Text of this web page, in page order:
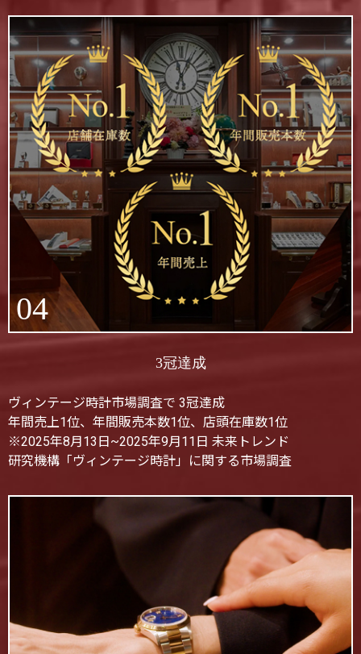
04
3冠達成
ヴィンテージ時計市場調査で 3冠達成
年間売上1位、年間販売本数1位、店頭在庫数1位
※2025年8月13日~2025年9月11日 未来トレンド
研究機構「ヴィンテージ時計」に関する市場調査